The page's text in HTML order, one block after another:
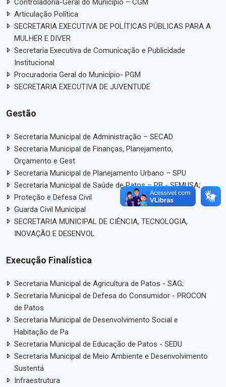
Controladoria-Geral do Município – CGM
Articulação Política
SECRETARIA EXECUTIVA DE POLÍTICAS PÚBLICAS PARA A
MULHER E DIVER
Secretaria Executiva de Comunicação e Publicidade
Institucional
Procuradoria Geral do Município- PGM
SECRETARIA EXECUTIVA DE JUVENTUDE
Gestão
Secretaria Municipal de Administração – SECAD
Secretaria Municipal de Finanças, Planejamento,
Orçamento e Gest
Secretaria Municipal de Planejamento Urbano – SPU
Secretaria Municipal de Saúde de Patos – PB - SEMUSA;
Proteção e Defesa Civil
Guarda Civil Municipal
SECRETARIA MUNICIPAL DE CIÊNCIA, TECNOLOGIA,
INOVAÇÃO E DESENVOL
Execução Finalística
Secretaria Municipal de Agricultura de Patos - SAG;
Secretaria Municipal de Defesa do Consumidor - PROCON
de Patos
Secretaria Municipal de Desenvolvimento Social e
Habitação de Pa
Secretaria Municipal de Educação de Patos - SEDU
Secretaria Municipal de Meio Ambiente e Desenvolvimento
Sustentá
Infraestrutura